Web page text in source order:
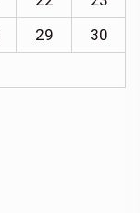
29
30